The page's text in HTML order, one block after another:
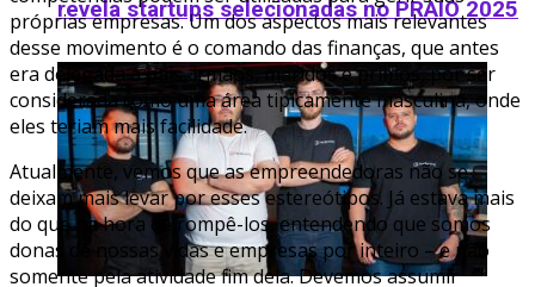
revela startups selecionadas no PRAIÔ 2025
próprias empresas. Um dos aspectos mais relevantes
desse movimento é o comando das finanças, que antes
era delegada a pais, irmãos, maridos e primos, por ser
considerada como uma área tipicamente masculina, onde
eles teriam mais facilidade.
Atualmente, vemos que as empreendedoras não se
deixam mais levar por esses estereótipos. Já estava mais
do que na hora de rompê-los, entendendo que somos
donas de nossas vidas e empresas por inteiro – e não
somente pela atividade fim dela. Devemos assumir